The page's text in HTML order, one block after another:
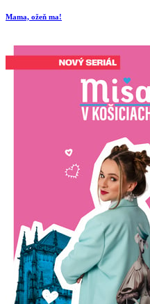
Mama, ožeň ma!